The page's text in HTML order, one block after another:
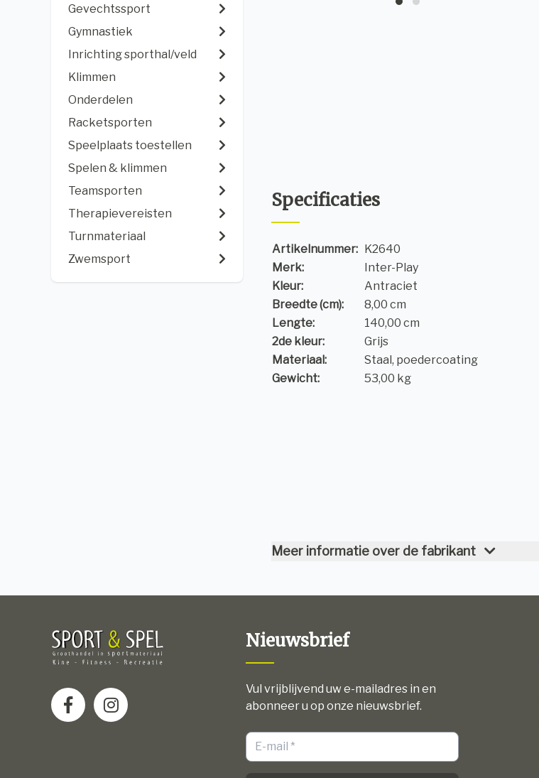
Gevechtssport
Gymnastiek
Inrichting sporthal/veld
Klimmen
Onderdelen
Racketsporten
Speelplaats toestellen
Spelen & klimmen
Teamsporten
Therapievereisten
Turnmateriaal
Zwemsport
Specificaties
Artikelnummer: K2640
Merk:
Inter-Play
Kleur:
Antraciet
Breedte (cm):
8,00 cm
Lengte:
140,00 cm
2de kleur:
Grijs
Materiaal:
Staal, poedercoating
Gewicht:
53,00 kg
Meer informatie over de fabrikant
Nieuwsbrief
Vul vrijblijvend uw e-mailadres in en
abonneer u op onze nieuwsbrief.